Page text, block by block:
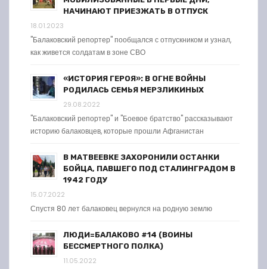
НАЧИНАЮТ ПРИЕЗЖАТЬ В ОТПУСК
18.01.2023
"Балаковский репортер" пообщался с отпускником и узнал,
как живется солдатам в зоне СВО
«ИСТОРИЯ ГЕРОЯ»: В ОГНЕ ВОЙНЫ
РОДИЛАСЬ СЕМЬЯ МЕРЗЛИКИНЫХ
29.08.2022
"Балаковский репортер" и "Боевое братство" рассказывают
историю балаковцев, которые прошли Афганистан
В МАТВЕЕВКЕ ЗАХОРОНИЛИ ОСТАНКИ
БОЙЦА, ПАВШЕГО ПОД СТАЛИНГРАДОМ В
1942 ГОДУ
15.07.2022
Спустя 80 лет балаковец вернулся на родную землю
ЛЮДИ=БАЛАКОВО #14 (ВОИНЫ
БЕССМЕРТНОГО ПОЛКА)
11.05.2022